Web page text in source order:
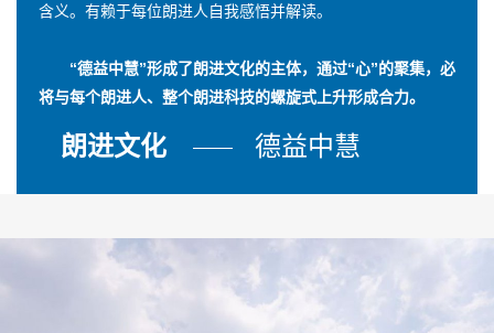
含义。有赖于每位朗进人自我感悟并解读。
“德益中慧”形成了朗进文化的主体，通过“心”的聚集，必
将与每个朗进人、整个朗进科技的螺旋式上升形成合力。
朗进文化 德益中慧